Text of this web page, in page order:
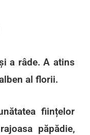
a râde. A atins
al florii.
ființelor
păpădie,